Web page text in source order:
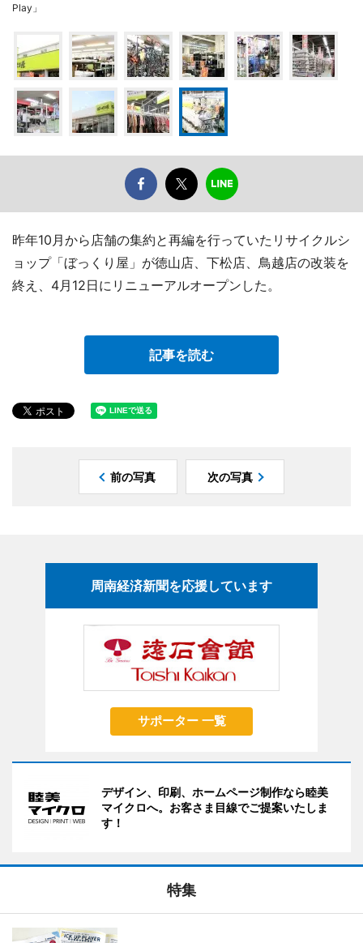
Play」
昨年10月から店舗の集約と再編を行っていたリサイクルシ
ョップ「ぼっくり屋」が徳山店、下松店、鳥越店の改装を
終え、4月12日にリニューアルオープンした。
記事を読む
前の写真 次の写真
周南経済新聞を応援しています
サポーター 一覧
デザイン、印刷、ホームページ制作なら睦美
マイクロへ。お客さま目線でご提案いたしま
す！
特集